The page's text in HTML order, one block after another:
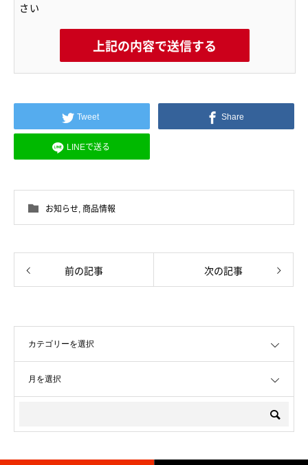
さい
Tweet Share
LINEで送る
お知らせ 商品情報
前の記事 次の記事
OPEN
OPEN